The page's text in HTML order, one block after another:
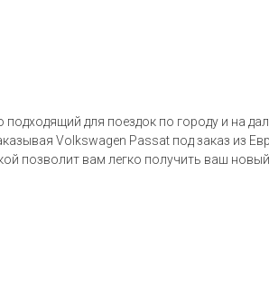
для поездок по городу и на
Volkswagen Passat под заказ из
позволит вам легко получить ваш